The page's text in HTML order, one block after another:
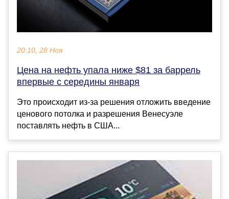
20:10, 28 Ноя
Цена на нефть упала ниже $81 за баррель
впервые с середины января
Это происходит из-за решения отложить введение
ценового потолка и разрешения Венесуэле
поставлять нефть в США...